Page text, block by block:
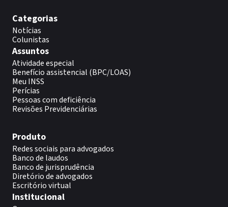
Categorias
Notícias
Colunistas
Assuntos
Atividade especial
Benefício assistencial (BPC/LOAS)
Meu INSS
Perícias
Pessoas com deficiência
Revisões Previdenciárias
Produto
Redes sociais para advogados
Banco de laudos
Banco de jurisprudência
Diretório de advogados
Escritório virtual
Institucional